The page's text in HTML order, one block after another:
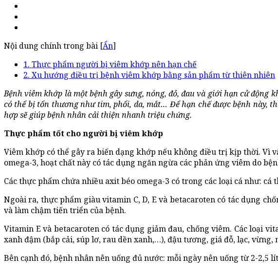
Nội dung chính trong bài [Ẩn]
1. Thực phẩm người bị viêm khớp nên hạn chế
2. Xu hướng điều trị bệnh viêm khớp bằng sản phẩm từ thiên nhiên
Bệnh viêm khớp là một bệnh gây sưng, nóng, đỏ, đau và giới hạn cử
có thể bị tổn thương như tim, phổi, da, mắt… Để hạn chế được bệnh này,
hợp sẽ giúp bệnh nhân cải thiện nhanh triệu chứng.
Thực phẩm tốt cho người bị viêm khớp
Viêm khớp có thể gây ra biến dạng khớp nếu không điều trị kịp thời. Vì
omega-3, hoạt chất này có tác dụng ngăn ngừa các phản ứng viêm do
Các thực phẩm chứa nhiều axit béo omega-3 có trong các loại cá như:
Ngoài ra, thực phẩm giàu vitamin C, D, E và betacaroten có tác dụng
và làm chậm tiến triển của bệnh.
Vitamin E và betacaroten có tác dụng giảm đau, chống viêm. Các loại
xanh đậm (bắp cải, súp lơ, rau dền xanh,…), đậu tương, giá đỗ, lạc, vừng,
Bên cạnh đó, bệnh nhân nên uống đủ nước: mỗi ngày nên uống từ 2-